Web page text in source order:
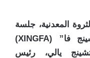
المعدنية، جلسة
مباحثات مع وفد مجموعة “شينج فا” (XINGFA)
تشينج يالي، رئيس